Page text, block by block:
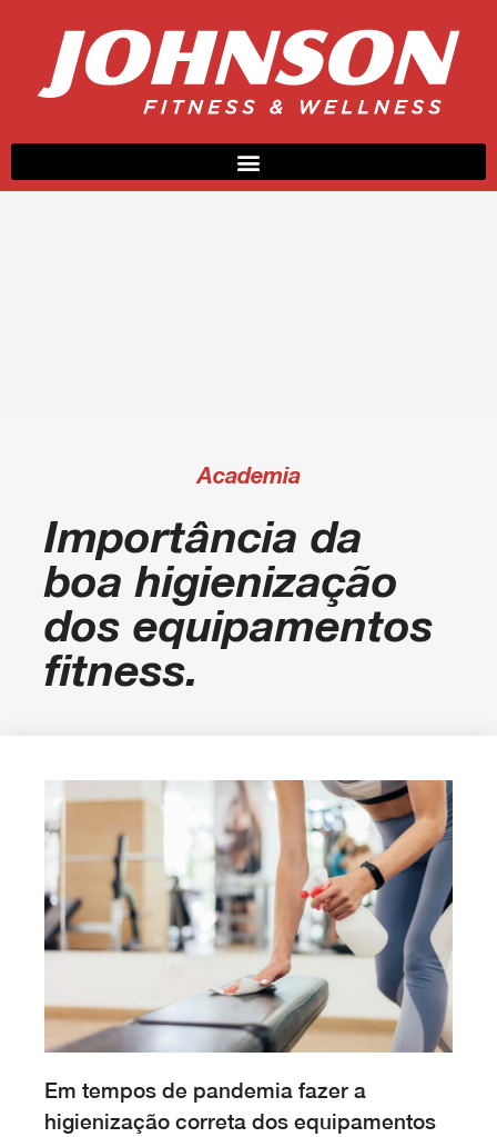
Academia
Importância da
boa higienização
dos equipamentos
fitness.
Em tempos de pandemia fazer a
higienização correta dos equipamentos